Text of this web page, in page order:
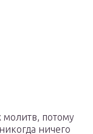
молитв, потому
ничего